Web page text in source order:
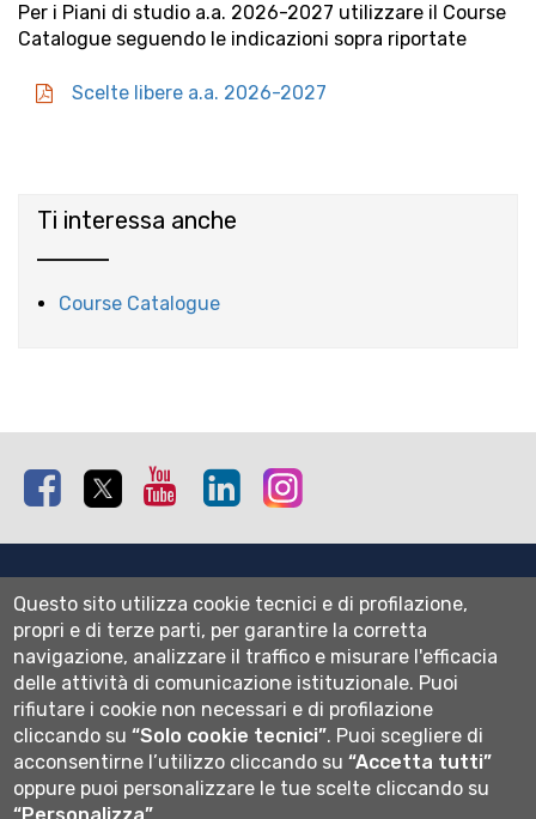
Per i Piani di studio a.a. 2026-2027 utilizzare il Course
Catalogue seguendo le indicazioni sopra riportate
Scelte libere a.a. 2026-2027
Ti interessa anche
Course Catalogue
Facebook Twitter Youtube Linkedin
Normativa cookie
Informativa privacy
Cookie settings
Wi-fi
Webmail
Questo sito utilizza cookie tecnici e di profilazione,
propri e di terze parti, per garantire la corretta
navigazione, analizzare il traffico e misurare l'efficacia
delle attività di comunicazione istituzionale. Puoi
rifiutare i cookie non necessari e di profilazione
cliccando su“Solo cookie tecnici”. Puoi scegliere di
acconsentirne l’utilizzo cliccando su“Accetta tutti”
oppure puoi personalizzare le tue scelte cliccando su